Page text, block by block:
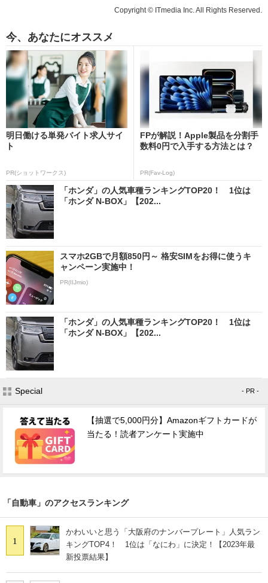
Copyright © ITmedia Inc. All Rights Reserved.
今、あなたにオススメ
明日働ける単発バイト求人サイ
ト
PR(ショットワークス)
FPが解説！Apple製品を分割手
数料0円で入手する方法とは？
PR(Fav-Log)
「ホンダ」の人気車種ランキングTOP20！ 1位は
「ホンダ N-BOX」【202...
スマホ2GBで月額850円～ 格安SIMをお得に使うキ
ャンペーン実施中！
PR(IIJmio)
「ホンダ」の人気車種ランキングTOP20！ 1位は
「ホンダ N-BOX」【202...
Special - PR -
【抽選で5,000円分】Amazonギフトカードが
当たる！読者アンケート実施中
「自動車」のアクセスランキング
1
かわいいと思う「大阪府のナンバープレート」人気ラン
キングTOP4！ 1位は「なにわ」に決定！【2023年最
新投票結果】